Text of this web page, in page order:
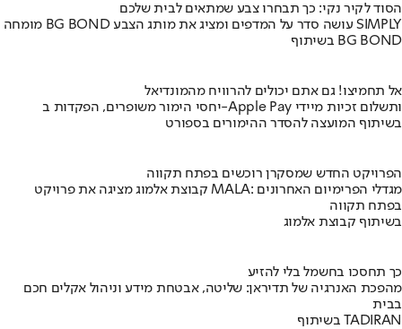
הסוד לקיר נקי: כך תבחרו צבע שמתאים לבית שלכם
מומחה BG BOND עושה סדר על המדפים ומציג את מותג הצבע SIMPLY
בשיתוף BG BOND
אל תחמיצו! גם אתם יכולים להרוויח מהמונדיאל
יחסי הימור משופרים, הפקדות ב-Apple Pay ותשלום זכיות מיידי
בשיתוף המועצה להסדר ההימורים בספורט
הפרויקט החדש שמסקרן רוכשים בפתח תקווה
קבוצת אלמוג מציגה את פרויקט MALA: מגדלי הפרימיום האחרונים
בפתח תקווה
בשיתוף קבוצת אלמוג
כך תחסכו בחשמל בלי להזיע
מהפכת האנרגיה של תדיראן: שליטה, אבטחת מידע וניהול אקלים חכם
בבית
בשיתוף TADIRAN